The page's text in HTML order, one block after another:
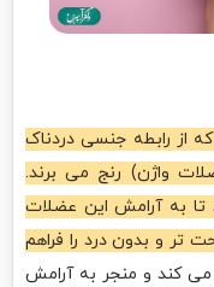
از رابطه جنسی دردناک
واژن) رنج می برند.
به آرامش این عضلات
تر و بدون درد را فراهم
کند و منجر به آرامش